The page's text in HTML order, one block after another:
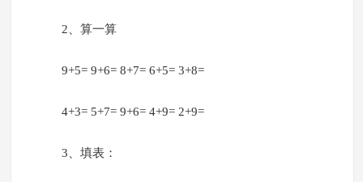
2、算一算
9+5= 9+6= 8+7= 6+5= 3+8=
4+3= 5+7= 9+6= 4+9= 2+9=
3、填表：